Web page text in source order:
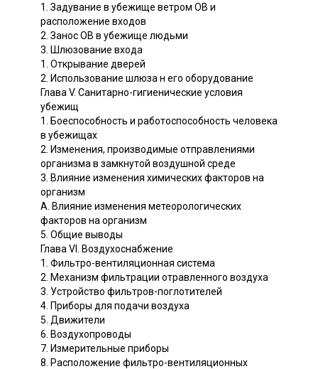
1. Задувание в убежище ветром ОВ и
расположение входов
2. Занос ОВ в убежище людьми
3. Шлюзование входа
1. Открывание дверей
2. Использование шлюза н его оборудование
Глава V. Санитарно-гигиенические условия
убежищ
1. Боеспособность и работоспособность человека
в убежищах
2. Изменения, производимые отправлениями
организма в замкнутой воздушной среде
3. Влияние изменения химических факторов на
организм
А. Влияние изменения метеорологических
факторов на организм
5. Общие выводы
Глава VI. Воздухоснабжение
1. Фильтро-вентиляционная система
2. Механизм фильтрации отравленного воздуха
3. Устройство фильтров-поглотителей
4. Приборы для подачи воздуха
5. Движители
6. Воздухопроводы
7. Измерительные приборы
8. Расположение фильтро-вентиляционных